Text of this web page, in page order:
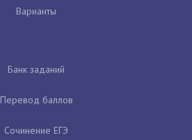
Варианты
Банк заданий
Перевод баллов
Сочинение ЕГЭ